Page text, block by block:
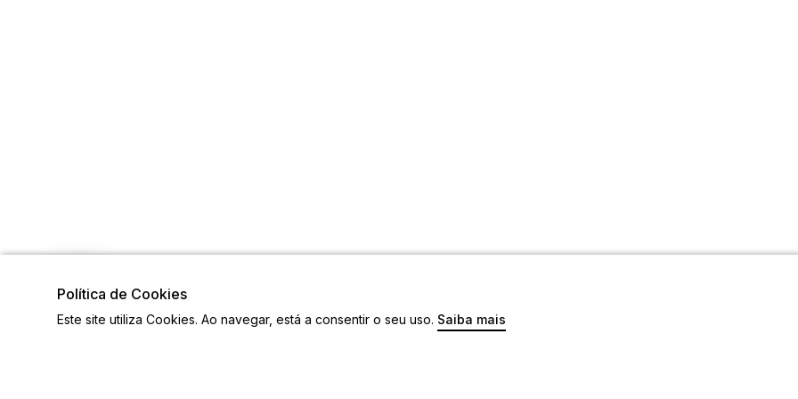
Política de Cookies
Este site utiliza Cookies. Ao navegar, está a consentir o seu uso. Saiba mais